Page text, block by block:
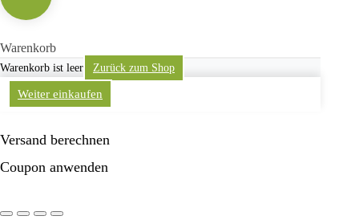
Warenkorb
Warenkorb ist leer Zurück zum Shop
Weiter einkaufen
Versand berechnen
Coupon anwenden